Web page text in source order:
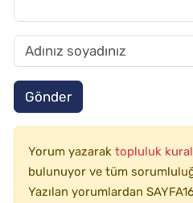
Gönder
Yorum yazarak topluluk
bulunuyor ve tüm
Yazılan yorumlardan